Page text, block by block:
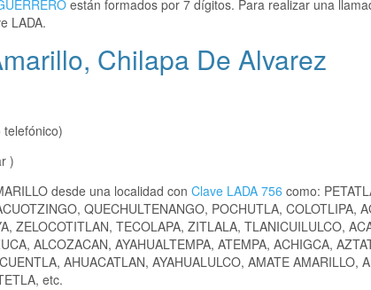
están formados por 7 dígitos. Para realizar una
LADA.
Chilapa De Alvarez
)
desde una localidad con Clave LADA 756 como:
QUECHULTENANGO, POCHUTLA, COLOTLIPA,
ZELOCOTITLAN, TECOLAPA, ZITLALA, TLANICUILULCO,
ALCOZACAN, AYAHUALTEMPA, ATEMPA, ACHIGCA,
AHUACATLAN, AYAHUALULCO, AMATE AMARILLO,
etc.